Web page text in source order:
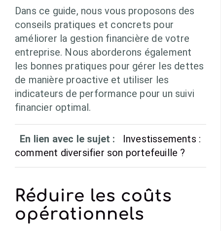
Dans ce guide, nous vous proposons des
conseils pratiques et concrets pour
améliorer la gestion financière de votre
entreprise. Nous aborderons également
les bonnes pratiques pour gérer les dettes
de manière proactive et utiliser les
indicateurs de performance pour un suivi
financier optimal.
En lien avec le sujet :
Investissements :
comment diversifier son portefeuille ?
Réduire les coûts
opérationnels